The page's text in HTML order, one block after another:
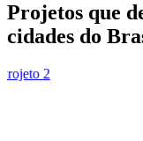
Projetos que
cidades do